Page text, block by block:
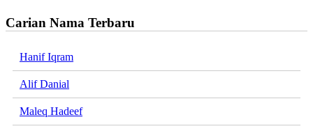
Carian Nama Terbaru
Hanif Iqram
Alif Danial
Maleq Hadeef